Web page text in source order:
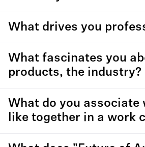
What drives you
What fascinates you
products, the industry?
What do you associate
like together in a work